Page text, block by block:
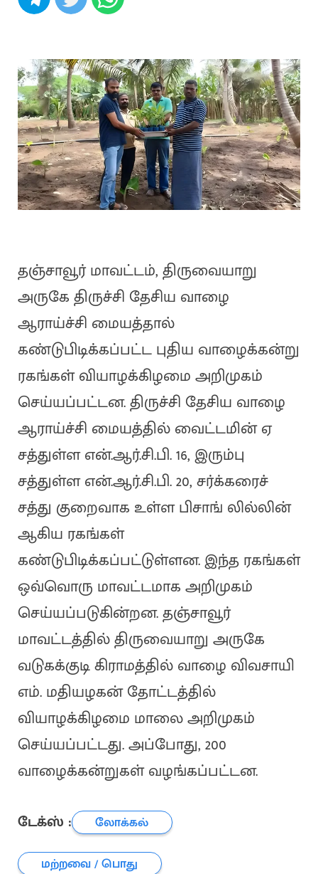
தஞ்சாவூர் மாவட்டம், திருவையாறு
அருகே திருச்சி தேசிய வாழை
ஆராய்ச்சி மையத்தால்
கண்டுபிடிக்கப்பட்ட புதிய வாழைக்கன்று
ரகங்கள் வியாழக்கிழமை அறிமுகம்
செய்யப்பட்டன. திருச்சி தேசிய வாழை
ஆராய்ச்சி மையத்தில் வைட்டமின் ஏ
சத்துள்ள என்.ஆர்.சி.பி. 16, இரும்பு
சத்துள்ள என்.ஆர்.சி.பி. 20, சர்க்கரைச்
சத்து குறைவாக உள்ள பிசாங் லில்லின்
ஆகிய ரகங்கள்
கண்டுபிடிக்கப்பட்டுள்ளன. இந்த ரகங்கள்
ஒவ்வொரு மாவட்டமாக அறிமுகம்
செய்யப்படுகின்றன. தஞ்சாவூர்
மாவட்டத்தில் திருவையாறு அருகே
வடுகக்குடி கிராமத்தில் வாழை விவசாயி
எம். மதியழகன் தோட்டத்தில்
வியாழக்கிழமை மாலை அறிமுகம்
செய்யப்பட்டது. அப்போது, 200
வாழைக்கன்றுகள் வழங்கப்பட்டன.
டேக்ஸ் :
லோக்கல்
மற்றவை / பொது